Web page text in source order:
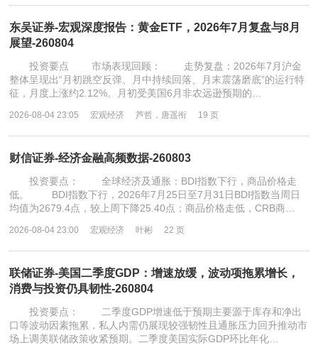
东吴证券-宏观深度报告：黄金ETF，2026年7月复盘与8月
展望-260804
投资要点 市场表现回顾： 走势复盘：2026年7月沪金
整体呈现出“月初跳空反弹、月中持续回落、月末震荡磨底”的运行特
征，月度上涨约2.12%。月初受美国6月非农远逊预期的…
2026-08-04 23:05 宏观经济 芦哲，唐遥衔 19 页
财信证券-经济金融高频数据-260803
投资要点： 全球经济及通胀：BDI指数下行，商品价格走
低。 BDI指数下行，2026年7月25日至7月31日BDI指数当周日
均值为2679.4点，较上周下降25.40点；商品价格走低，CRB商…
2026-08-04 23:00 宏观经济 叶彬 22 页
联储证券-美国二季度GDP：增速放缓，波动项拖累增长，
消费与投资仍具韧性-260804
投资要点： 二季度GDP增速低于预期主要源于库存和净出
口等波动因素拖累，私人内需仍展现较强韧性且通胀压力回升推动市
场上调美联储政策收紧预期。二季度美国实际GDP环比年化…